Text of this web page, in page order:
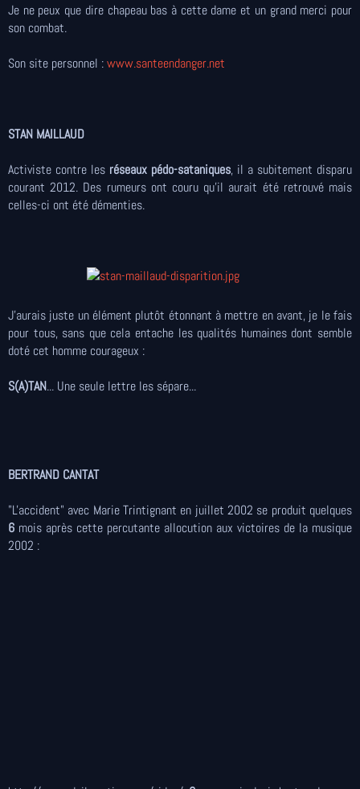
Je ne peux que dire chapeau bas à cette dame et un grand merci pour
son combat.
Son site personnel :www.santeendanger.net
STAN MAILLAUD
Activiste contre les réseaux pédo-sataniques, il a subitement disparu
courant 2012. Des rumeurs ont couru qu'il aurait été retrouvé mais
celles-ci ont été démenties.
J'aurais juste un élément plutôt étonnant à mettre en avant, je le fais
pour tous, sans que cela entache les qualités humaines dont semble
doté cet homme courageux :
S(A)TAN... Une seule lettre les sépare...
BERTRAND CANTAT
"L'accident" avec Marie Trintignant en juillet 2002 se produit quelques
6 mois après cette percutante allocution aux victoires de la musique
2002 :